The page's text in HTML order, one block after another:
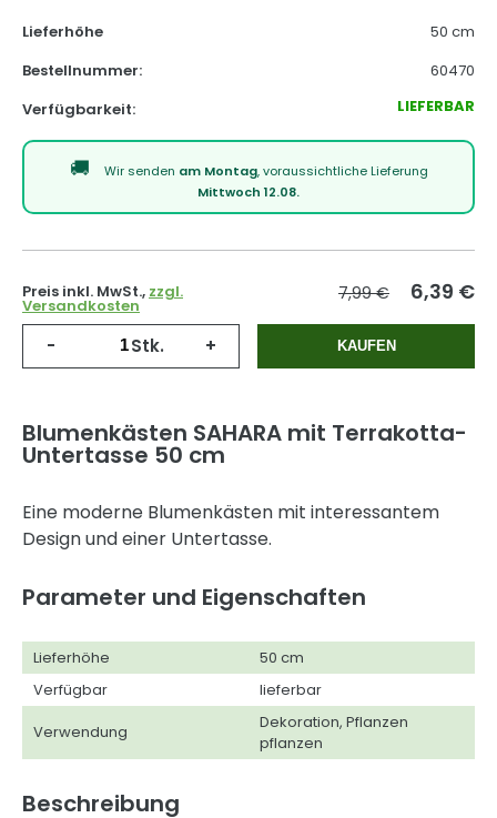
Lieferhöhe
50 cm
Bestellnummer:
60470
Verfügbarkeit:
LIEFERBAR
Wir senden am Montag, voraussichtliche Lieferung
Mittwoch 12.08.
Preis inkl. MwSt., zzgl.
Versandkosten
7,99 € 6,39 €
- Stk. + KAUFEN
Blumenkästen SAHARA mit Terrakotta-
Untertasse 50 cm
Eine moderne Blumenkästen mit interessantem
Design und einer Untertasse.
Parameter und Eigenschaften
Lieferhöhe
50 cm
Verfügbar
lieferbar
Verwendung
Dekoration, Pflanzen
pflanzen
Beschreibung